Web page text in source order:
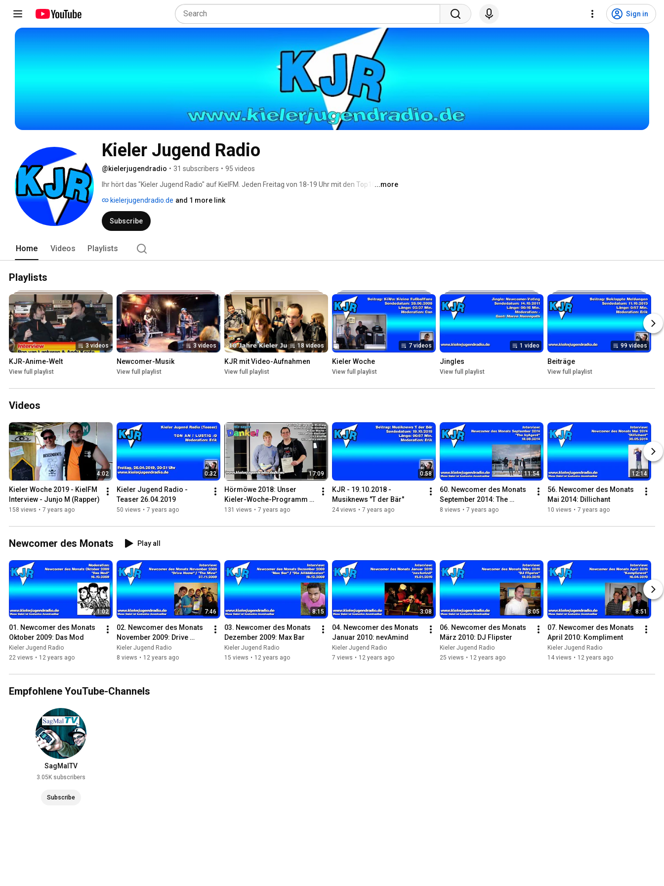
Sign in
Kieler Jugend Radio
@kielerjugendradio • 31 subscribers • 95 videos
Ihr hört das "Kieler Jugend Radio" auf KielFM. Jeden Freitag von 18-19 Uhr mit den Top10 der
Monats und dem Anime-SuperHit. Wir interviewen Newcomer und Anime-Sänger/innen. Die
Sendung existiert seit dem 27.08.2004 und läuft seitdem immer auf demselben Sendeplatz.
KielFM ist im Raum Kiel über 101.2 MHz empfangbar und seit 2008 auch weltweit über den
...more
kielerjugendradio.de and 1 more link
Subscribe
Home Videos Playlists
Playlists
3 videos
KJR-Anime-Welt
View full playlist
3 videos
Newcomer-Musik
View full playlist
18 videos
KJR mit Video-Aufnahmen
View full playlist
7 videos
Kieler Woche
View full playlist
1 video
Jingles
View full playlist
99 videos
Beiträge
View full playlist
Videos
4:02
Kieler Woche 2019 - KielFM
Interview - Junjo M (Rapper)
158 views • 7 years ago
0:32
Kieler Jugend Radio -
Teaser 26.04.2019
50 views • 7 years ago
17:09
Hörmöwe 2018: Unser
Kieler-Woche-Programm
gewinnt!
131 views • 7 years ago
0:58
KJR - 19.10.2018 -
Musiknews "T der Bär"
24 views • 7 years ago
11:54
60. Newcomer des Monats
September 2014: The
byAgent
8 views • 7 years ago
12:14
56. Newcomer des Monats
Mai 2014: Dillichant
10 views • 7 years ago
Newcomer des Monats Play all
1:02
01. Newcomer des Monats
Oktober 2009: Das Mod
Kieler Jugend Radio
22 views • 12 years ago
7:46
02. Newcomer des Monats
November 2009: Drive
Home
Kieler Jugend Radio
8 views • 12 years ago
8:15
03. Newcomer des Monats
Dezember 2009: Max Bar
Kieler Jugend Radio
15 views • 12 years ago
3:08
04. Newcomer des Monats
Januar 2010: nevAmind
Kieler Jugend Radio
7 views • 12 years ago
8:05
06. Newcomer des Monats
März 2010: DJ Flipster
Kieler Jugend Radio
25 views • 12 years ago
8:51
07. Newcomer des Monats
April 2010: Kompliment
Kieler Jugend Radio
14 views • 12 years ago
Empfohlene YouTube-Channels
SagMalTV
3.05K subscribers
Subscribe